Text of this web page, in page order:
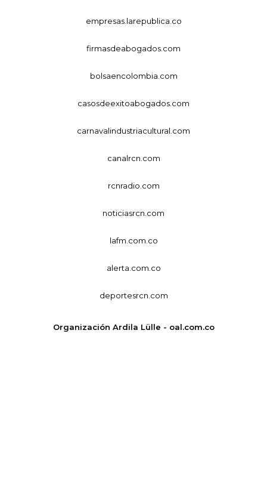
empresas.larepublica.co
firmasdeabogados.com
bolsaencolombia.com
casosdeexitoabogados.com
carnavalindustriacultural.com
canalrcn.com
rcnradio.com
noticiasrcn.com
lafm.com.co
alerta.com.co
deportesrcn.com
Organización Ardila Lülle - oal.com.co